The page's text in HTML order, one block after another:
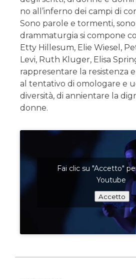
no all’inferno dei campi di
Sono parole e tormenti,
drammaturgia si compone
Etty Hillesum, Elie Wiesel,
Levi, Ruth Kluger, Elisa
rappresentare la resistenza
al tentativo di omologare e
diversità, di annientare la
donne.
Fai clic su "Accetto"
Youtube
Accetto